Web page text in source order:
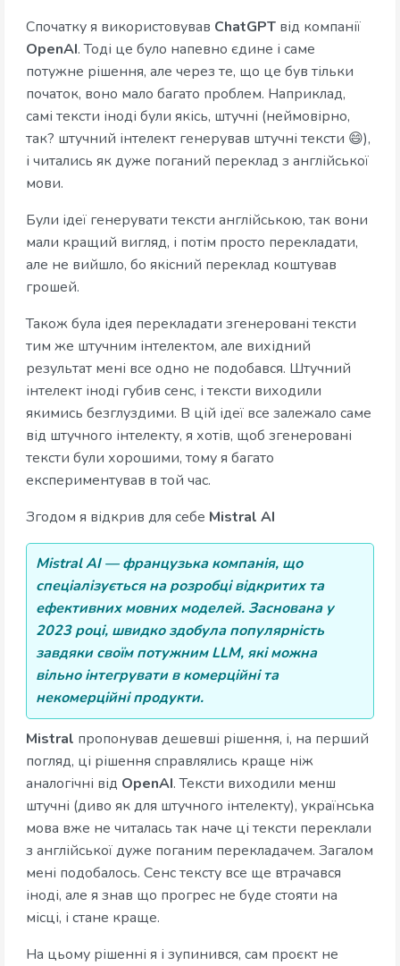
Спочатку я використовував ChatGPT від компанії
OpenAI. Тоді це було напевно єдине і саме
потужне рішення, але через те, що це був тільки
початок, воно мало багато проблем. Наприклад,
самі тексти іноді були якісь, штучні (неймовірно,
так? штучний інтелект генерував штучні тексти 😄),
і читались як дуже поганий переклад з англійської
мови.
Були ідеї генерувати тексти англійською, так вони
мали кращий вигляд, і потім просто перекладати,
але не вийшло, бо якісний переклад коштував
грошей.
Також була ідея перекладати згенеровані тексти
тим же штучним інтелектом, але вихідний
результат мені все одно не подобався. Штучний
інтелект іноді губив сенс, і тексти виходили
якимись безглуздими. В цій ідеї все залежало саме
від штучного інтелекту, я хотів, щоб згенеровані
тексти були хорошими, тому я багато
експериментував в той час.
Згодом я відкрив для себе Mistral AI
Mistral AI — французька компанія, що
спеціалізується на розробці відкритих та
ефективних мовних моделей. Заснована у
2023 році, швидко здобула популярність
завдяки своїм потужним LLM, які можна
вільно інтегрувати в комерційні та
некомерційні продукти.
Mistral пропонував дешевші рішення, і, на перший
погляд, ці рішення справлялись краще ніж
аналогічні від OpenAI. Тексти виходили менш
штучні (диво як для штучного інтелекту), українська
мова вже не читалась так наче ці тексти переклали
з англійської дуже поганим перекладачем. Загалом
мені подобалось. Сенс тексту все ще втрачався
іноді, але я знав що прогрес не буде стояти на
місці, і стане краще.
На цьому рішенні я і зупинився, сам проєкт не